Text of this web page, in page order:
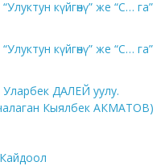
“Улуктун күйгөнү” же “С… га”
“Улуктун күйгөнү” же “С… га”
Уларбек ДАЛЕЙ уулу.
Кыялбек АКМАТОВ)